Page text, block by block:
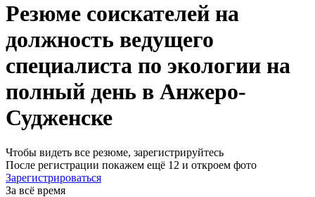
Резюме соискателей на
должность ведущего
специалиста по экологии на
полный день в Анжеро-
Судженске
Чтобы видеть все резюме, зарегистрируйтесь
После регистрации покажем ещё 12 и откроем фото
Зарегистрироваться
За всё время